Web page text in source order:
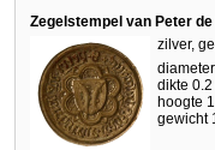
Zegelstempel van Peter
zilver,
dikte 0.2
hoogte
gewicht